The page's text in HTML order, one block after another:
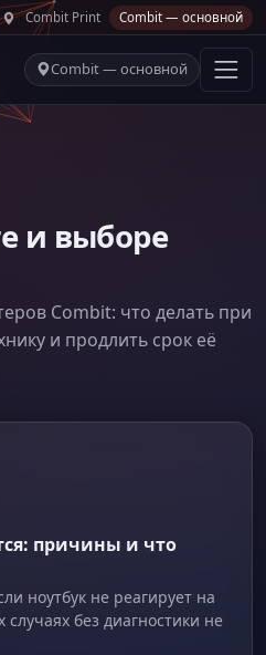
Combit Print Combit — основной
Combit — основной
и выборе
Combit: что делать при
и продлить срок её
причины и что
ноутбук не реагирует на
случаях без диагностики не